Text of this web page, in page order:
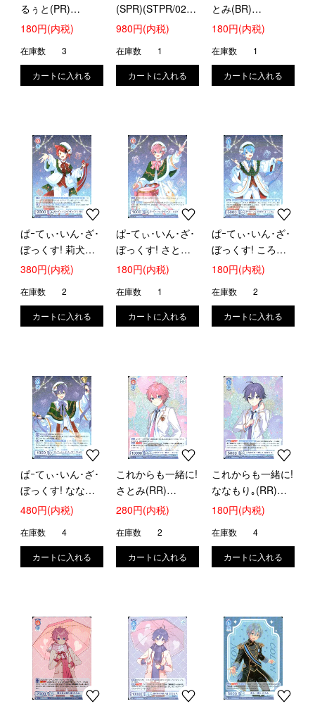
るぅと(PR)
(STPR/PR-003)
180円(内税)
在庫数 3
(SPR)(STPR/02B-
008SPR)
980円(内税)
在庫数 1
とみ(BR)
(STPR/02B-032B)
180円(内税)
在庫数 1
ぱｰてぃ･いん･ざ･
ぼっくす! 莉犬
(RR)(STPR/02B-
380円(内税)
在庫数 2
ぱｰてぃ･いん･ざ･
ぼっくす! さとみ
(RR)(STPR/02B-
180円(内税)
在庫数 1
ぱｰてぃ･いん･ざ･
ぼっくす! ころん
(RR)(STPR/02B-
180円(内税)
在庫数 2
ぱｰてぃ･いん･ざ･
ぼっくす! ななも
り｡(RR)
480円(内税)
在庫数 4
これからも一緒に!
さとみ(RR)
(STPR/02B-024)
280円(内税)
在庫数 2
これからも一緒に!
ななもり｡(RR)
(STPR/02B-044)
180円(内税)
在庫数 4